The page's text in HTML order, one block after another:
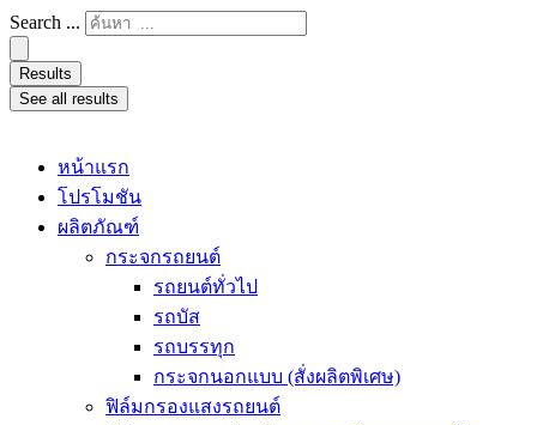
Search ...
Results
See all results
หน้าแรก
โปรโมชัน
ผลิตภัณฑ์
กระจกรถยนต์
รถยนต์ทั่วไป
รถบัส
รถบรรทุก
กระจกนอกแบบ (สั่งผลิตพิเศษ)
ฟิล์มกรองแสงรถยนต์